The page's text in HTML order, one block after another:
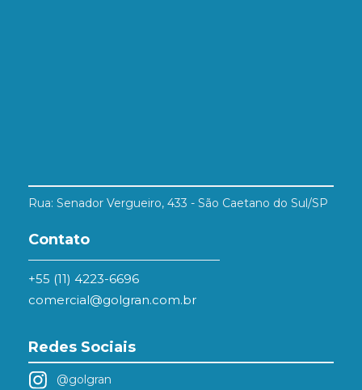
Rua: Senador Vergueiro, 433 - São Caetano do Sul/SP
Contato
+55 (11) 4223-6696
comercial@golgran.com.br
Redes Sociais
@golgran